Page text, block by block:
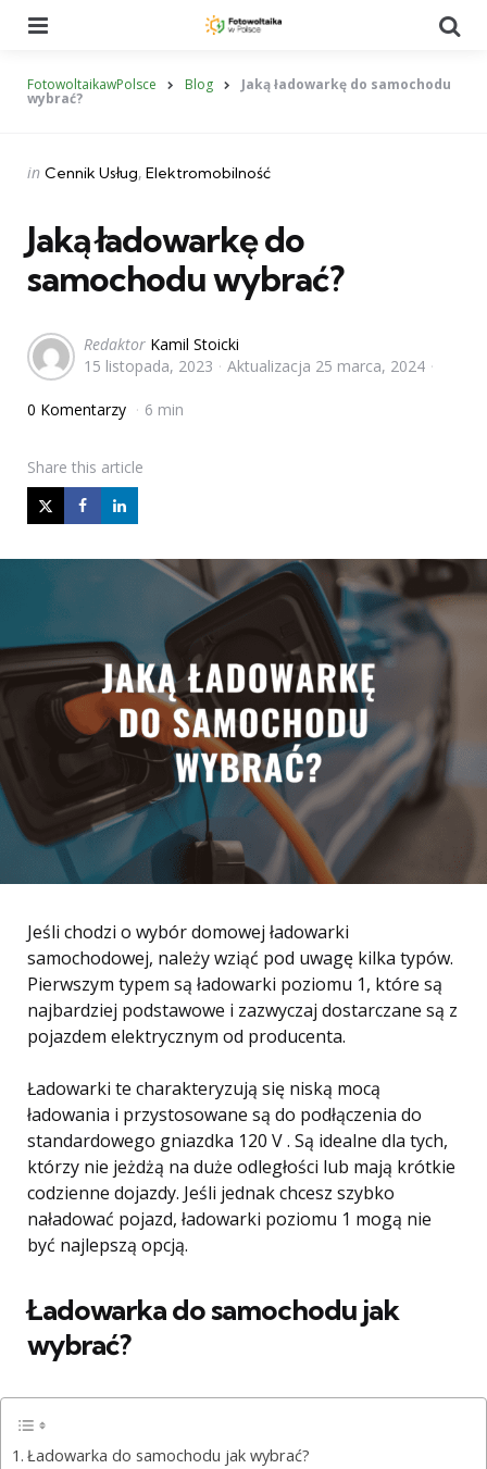
FotowoltaikawPolsce Blog Jaką ładowarkę do samochodu
wybrać?
Categories
Posted
in Cennik Usług Elektromobilność
Jaką ładowarkę do
samochodu wybrać?
Posted
by
Redaktor Kamil Stoicki
15 listopada, 2023
Aktualizacja 25 marca, 2024
0 Komentarzy 6 min
Share this article
Jeśli chodzi o wybór domowej ładowarki
samochodowej, należy wziąć pod uwagę kilka typów.
Pierwszym typem są ładowarki poziomu 1, które są
najbardziej podstawowe i zazwyczaj dostarczane są z
pojazdem elektrycznym od producenta.
Ładowarki te charakteryzują się niską mocą
ładowania i przystosowane są do podłączenia do
standardowego gniazdka 120 V . Są idealne dla tych,
którzy nie jeżdżą na duże odległości lub mają krótkie
codzienne dojazdy. Jeśli jednak chcesz szybko
naładować pojazd, ładowarki poziomu 1 mogą nie
być najlepszą opcją.
Ładowarka do samochodu jak
wybrać?
Ładowarka do samochodu jak wybrać?